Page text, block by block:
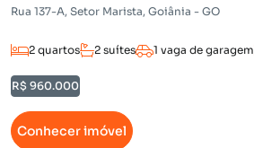
Rua 137-A, Setor Marista, Goiânia - GO
2 quartos 2 suítes 1 vaga de garagem
R$ 960.000
Conhecer imóvel